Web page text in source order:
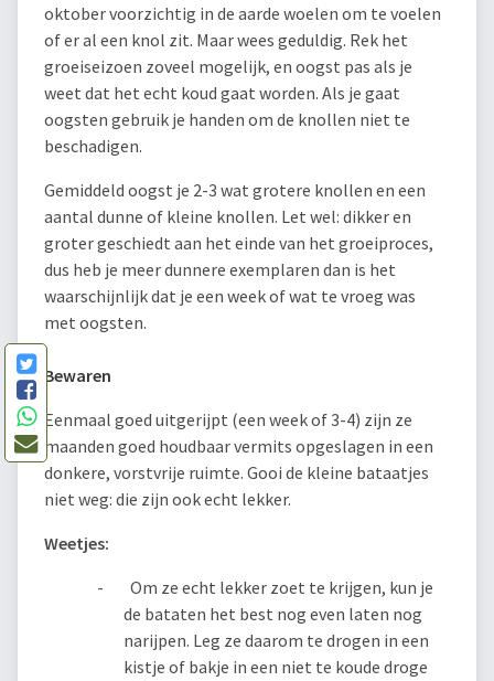
oktober voorzichtig in de aarde woelen om te voelen
of er al een knol zit. Maar wees geduldig. Rek het
groeiseizoen zoveel mogelijk, en oogst pas als je
weet dat het echt koud gaat worden. Als je gaat
oogsten gebruik je handen om de knollen niet te
beschadigen.
Gemiddeld oogst je 2-3 wat grotere knollen en een
aantal dunne of kleine knollen. Let wel: dikker en
groter geschiedt aan het einde van het groeiproces,
dus heb je meer dunnere exemplaren dan is het
waarschijnlijk dat je een week of wat te vroeg was
met oogsten.
Bewaren
Eenmaal goed uitgerijpt (een week of 3-4) zijn ze
maanden goed houdbaar vermits opgeslagen in een
donkere, vorstvrije ruimte. Gooi de kleine bataatjes
niet weg: die zijn ook echt lekker.
Weetjes:
- Om ze echt lekker zoet te krijgen, kun je
de bataten het best nog even laten nog
narijpen. Leg ze daarom te drogen in een
kistje of bakje in een niet te koude droge